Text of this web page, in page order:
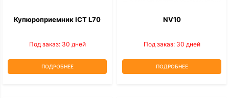
Купюроприемник ICT L70
Под заказ: 30 дней
ПОДРОБНЕЕ
NV10
Под заказ: 30 дней
ПОДРОБНЕЕ